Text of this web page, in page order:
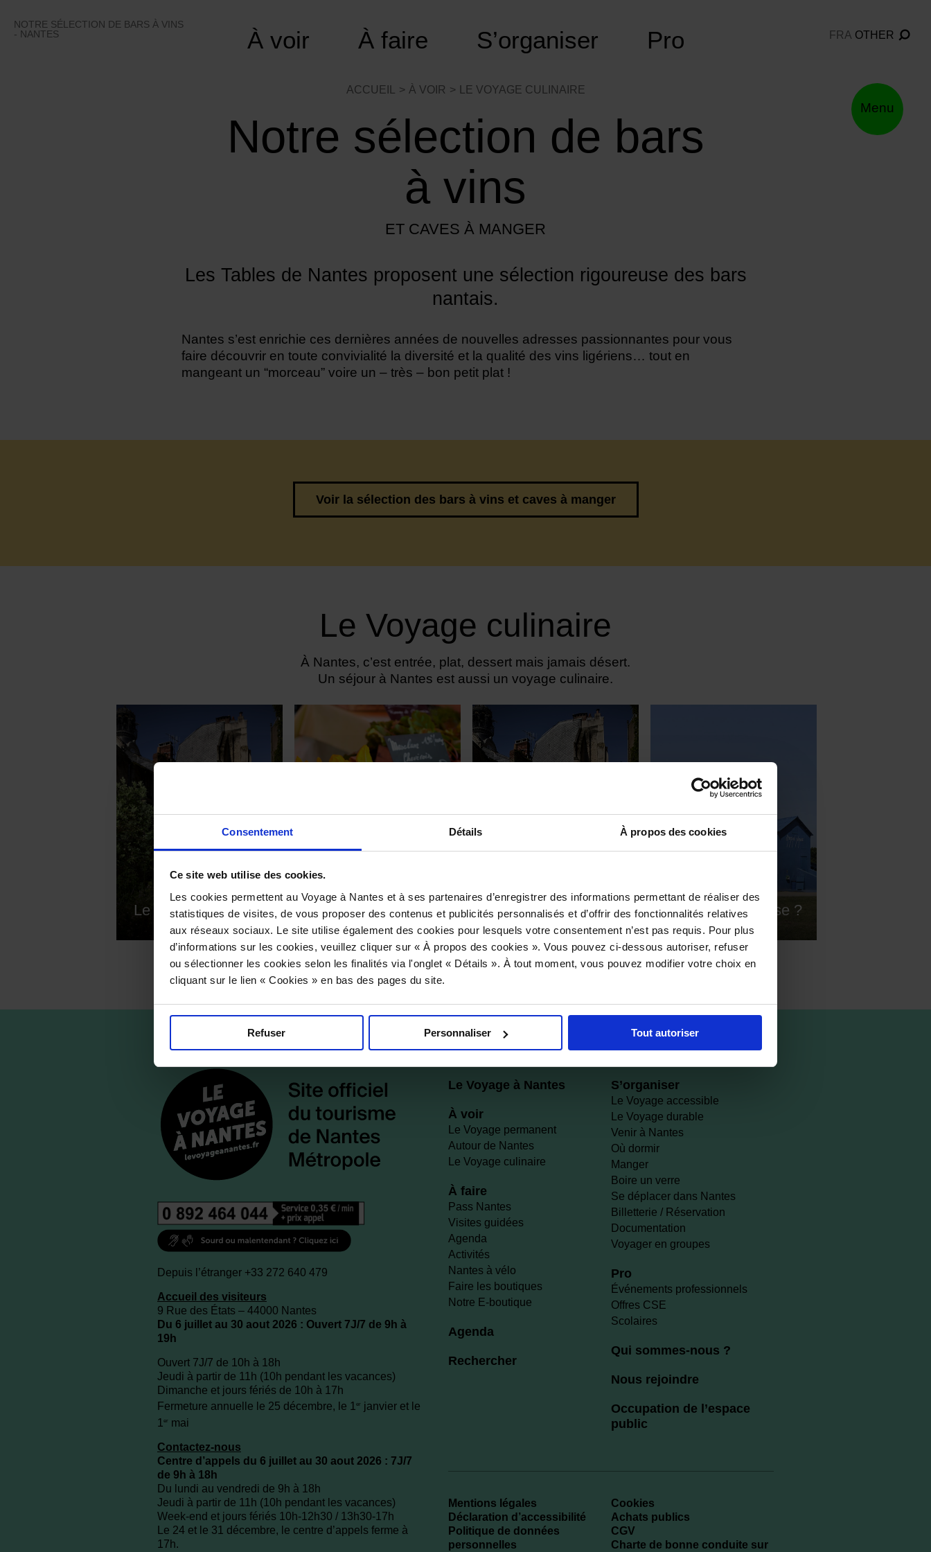
Consentement Détails À propos des cookies
Ce site web utilise des cookies.
Les cookies permettent au Voyage à Nantes et à ses partenaires d’enregistrer des informations permettant de réaliser des
statistiques de visites, de vous proposer des contenus et publicités personnalisés et d’offrir des fonctionnalités relatives
aux réseaux sociaux. Le site utilise également des cookies pour lesquels votre consentement n’est pas requis. Pour plus
d’informations sur les cookies, veuillez cliquer sur « À propos des cookies ». Vous pouvez ci-dessous autoriser, refuser
ou sélectionner les cookies selon les finalités via l'onglet « Détails ». À tout moment, vous pouvez modifier votre choix en
cliquant sur le lien « Cookies » en bas des pages du site.
Refuser Personnaliser Tout autoriser
content
NOTRE SÉLECTION DE BARS À VINS
- NANTES
À voir À faire S’organiser Pro FRA OTHER
Menu
ACCUEIL À VOIR LE VOYAGE CULINAIRE
Notre sélection de bars
à vins
ET CAVES À MANGER
Les Tables de Nantes proposent une sélection rigoureuse des bars
nantais.
Nantes s’est enrichie ces dernières années de nouvelles adresses passionnantes pour vous
faire découvrir en toute convivialité la diversité et la qualité des vins ligériens… tout en
mangeant un “morceau” voire un – très – bon petit plat !
Voir la sélection des bars à vins et caves à manger
Le Voyage culinaire
À Nantes, c’est entrée, plat, dessert mais jamais désert.
Un séjour à Nantes est aussi un voyage culinaire.
Le Voyage culinaire Marché de Talensac Les Tables de Nantes Envie d’une pause ?
Depuis l’étranger +33 272 640 479
Accueil des visiteurs
9 Rue des États – 44000 Nantes
Du 6 juillet au 30 aout 2026 : Ouvert 7J/7 de 9h à
19h
Ouvert 7J/7 de 10h à 18h
Jeudi à partir de 11h (10h pendant les vacances)
Dimanche et jours fériés de 10h à 17h
Fermeture annuelle le 25 décembre, le 1er
janvier et le
1 er mai
Contactez-nous
Centre d’appels du 6 juillet au 30 aout 2026 : 7J/7
de 9h à 18h
Du lundi au vendredi de 9h à 18h
Jeudi à partir de 11h (10h pendant les vacances)
Week-end et jours fériés 10h-12h30 / 13h30-17h
Le 24 et le 31 décembre, le centre d’appels ferme à
17h.
Le Voyage à Nantes
À voir
Le Voyage permanent
Autour de Nantes
Le Voyage culinaire
À faire
Pass Nantes
Visites guidées
Agenda
Activités
Nantes à vélo
Faire les boutiques
Notre E-boutique
Agenda
Rechercher
S’organiser
Le Voyage accessible
Le Voyage durable
Venir à Nantes
Où dormir
Manger
Boire un verre
Se déplacer dans Nantes
Billetterie / Réservation
Documentation
Voyager en groupes
Pro
Événements professionnels
Offres CSE
Scolaires
Qui sommes-nous ?
Nous rejoindre
Occupation de l’espace
public
Mentions légales
Déclaration d’accessibilité
Politique de données
personnelles
Cookies
Achats publics
CGV
Charte de bonne conduite sur